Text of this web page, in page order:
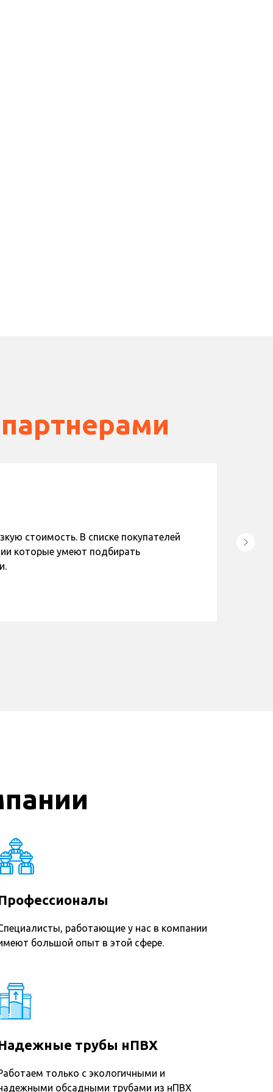
стоимость. В списке покупателей
которые умеют подбирать
работающие у нас в компании
большой опыт в этой сфере.
трубы нПВХ
только с экологичными и
обсадными трубами из нПВХ